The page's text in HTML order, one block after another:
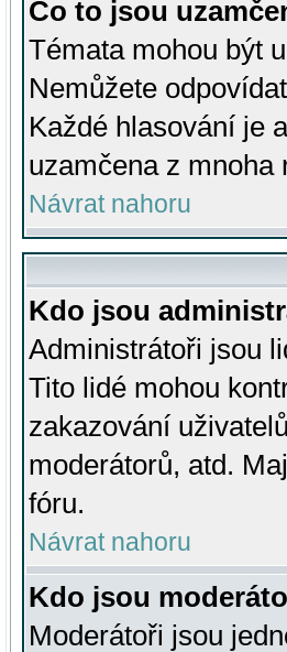
Co to jsou
Témata mohou být
Nemůžete
Každé hlasování je
uzamčena z mnoha
Návrat nahoru
Kdo jsou
Administrátoři jsou
Tito lidé mohou
zakazování
moderátorů, atd.
fóru.
Návrat nahoru
Kdo jsou
Moderátoři jsou